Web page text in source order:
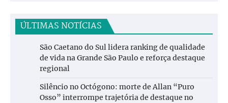
ÚLTIMAS NOTÍCIAS
São Caetano do Sul lidera ranking de qualidade
de vida na Grande São Paulo e reforça destaque
regional
Silêncio no Octógono: morte de Allan “Puro
Osso” interrompe trajetória de destaque no